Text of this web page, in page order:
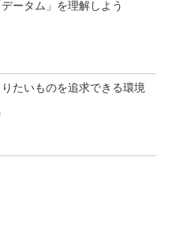
ータム」を理解しよう
りたいものを追求できる環境